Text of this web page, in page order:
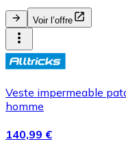
Voir l’offre
Veste impermeable
homme
140,99 €